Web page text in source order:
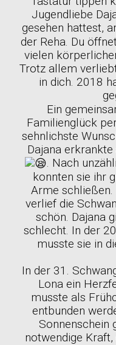
Jugendliebe
gesehen hattest,
der Reha. Du
vielen
Trotz allem
in dich. 2018
Ein
Familienglück
sehnlichste
Dajana
. Nach
konnten sie ihr
Arme schließen.
verlief die
schön. Dajana
schlecht. In der
musste sie in
In der 31.
Lona ein
musste als
entbunden
Sonnenschein
notwendige Kraft,